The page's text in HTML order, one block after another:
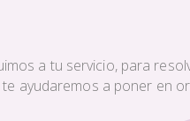
a tu servicio, para
ayudaremos a poner en